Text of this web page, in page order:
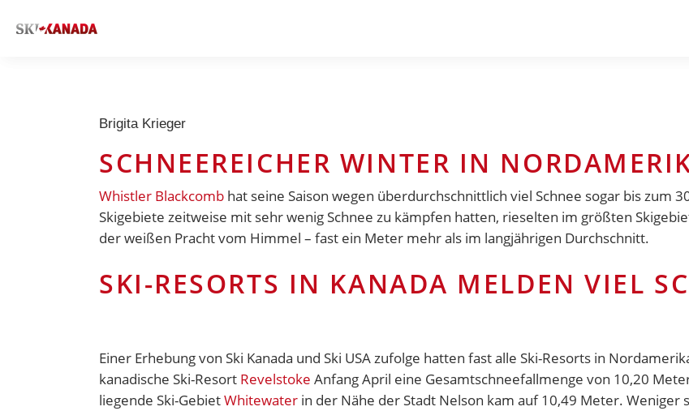
Brigita Krieger
SCHNEEREICHER WINTER IN
Whistler Blackcomb hat seine Saison wegen überdurchschnittlich viel Schnee sogar bis zum
Skigebiete zeitweise mit sehr wenig Schnee zu kämpfen hatten, rieselten im größten
der weißen Pracht vom Himmel – fast ein Meter mehr als im langjährigen Durchschnitt.
SKI-RESORTS IN KANADA MELDEN VIEL
Einer Erhebung von Ski Kanada und Ski USA zufolge hatten fast alle Ski-Resorts in
kanadische Ski-Resort Revelstoke Anfang April eine Gesamtschneefallmenge von 10,20
liegende Ski-GebietWhitewater in der Nähe der Stadt Nelson kam auf 10,49 Meter. Weniger